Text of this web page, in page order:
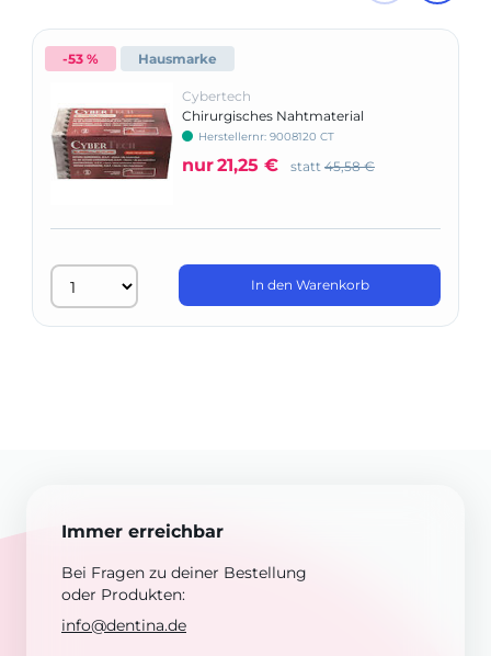
-53 % Hausmarke
Cybertech
Chirurgisches Nahtmaterial
Herstellernr: 9008120 CT
nur21,25 € statt 45,58 €
In den Warenkorb
Immer erreichbar
Bei Fragen zu deiner Bestellung
oder Produkten:
info@dentina.de